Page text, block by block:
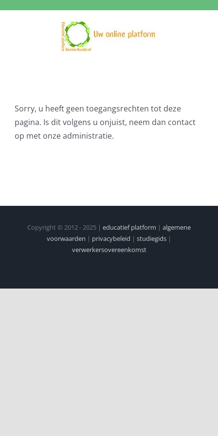
Sorry, u heeft geen toegangsrechten tot deze
pagina. Is dit volgens u onjuist, neem dan contact
op met onze administratie.
Copyright © 2012 - 2025 | educatief platform | algemene
voorwaarden | privacybeleid | studiegids |
verwerkersovereenkomst